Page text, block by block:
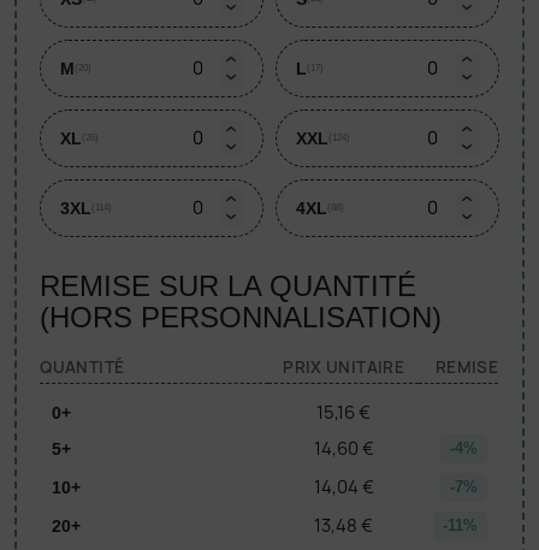
M (20) L (17)
XL (26) XXL (124)
3XL (114) 4XL (88)
REMISE SUR LA QUANTITÉ
(HORS PERSONNALISATION)
QUANTITÉ PRIX UNITAIRE REMISE
0+ 15,16 €
5+ 14,60 € -4%
10+ 14,04 € -7%
20+ 13,48 € -11%